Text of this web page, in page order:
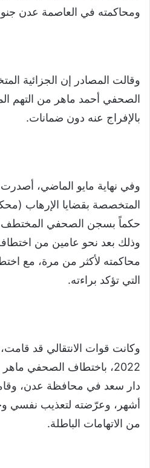
ومحاكمته في العاصمة عدن
وقالت المصادر إن الجزائية
الصحفي أحمد ماهر من التهم
بالإفراج عنه دون ضمانات.
وفي نهاية مايو الماضي، أصدرت
المتخصصة بقضايا الإرهاب
حكماً بسجن الصحفي المختطف
وذلك بعد نحو عامين من
محاكمته لأكثر من مرة، مع
التي تؤكد براءته.
2022، باختطاف الصحفي
دار سعد في محافظة عدن،
أشهر، وعرّضته لتعذيب نفسي
من الاتهامات الباطلة.